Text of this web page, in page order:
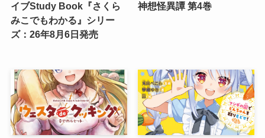
イブStudy Book『さくら
みこでもわかる』シリー
ズ：26年8月6日発売
神想怪異譚 第4巻